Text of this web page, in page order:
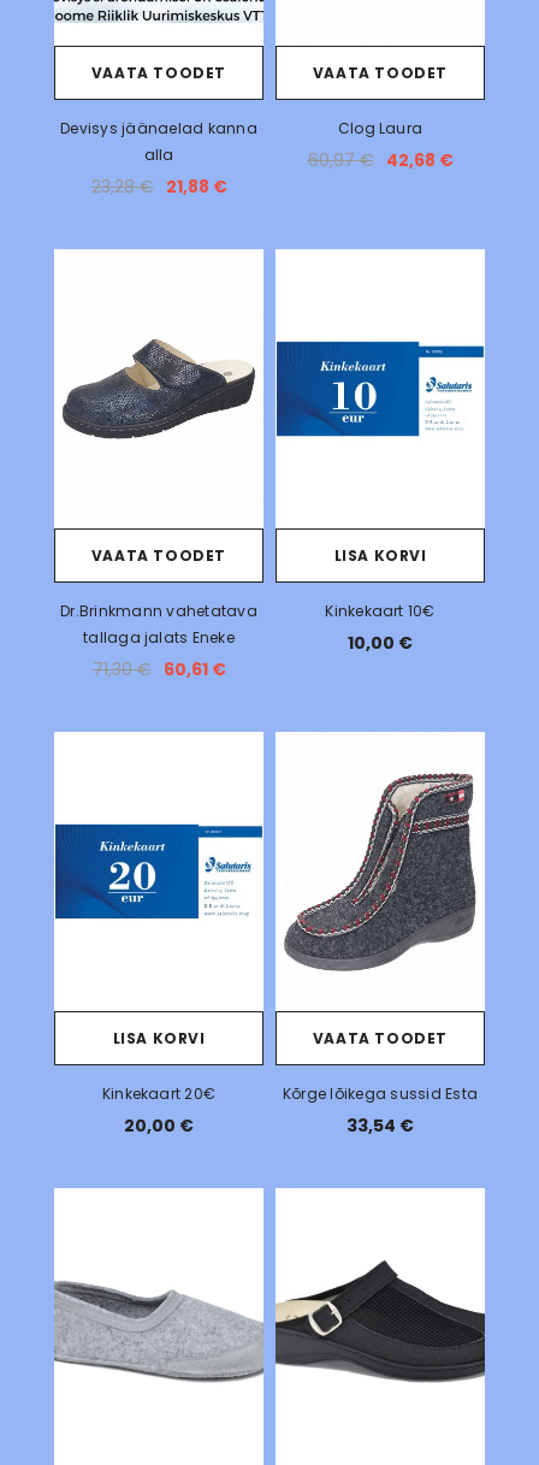
VAATA TOODET
Devisys jäänaelad kanna
alla
23,28 € 21,88 €
VAATA TOODET
Clog Laura
60,97 € 42,68 €
VAATA TOODET
Dr.Brinkmann vahetatava
tallaga jalats Eneke
71,30 € 60,61 €
LISA KORVI
Kinkekaart 10€
10,00 €
LISA KORVI
Kinkekaart 20€
20,00 €
VAATA TOODET
Kõrge lõikega sussid Esta
33,54 €